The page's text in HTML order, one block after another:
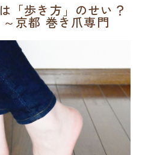
「歩き方」のせい？
京都 巻き爪専門